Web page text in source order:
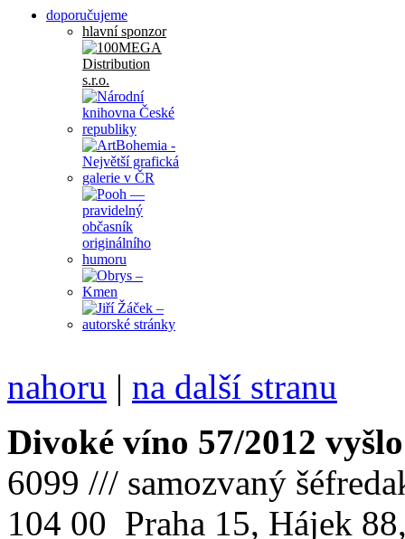
doporučujeme
hlavní sponzor
nahoru | na další stranu
Divoké víno 57/2012
6099 /// samozvaný
104 00 Praha 15, Hájek